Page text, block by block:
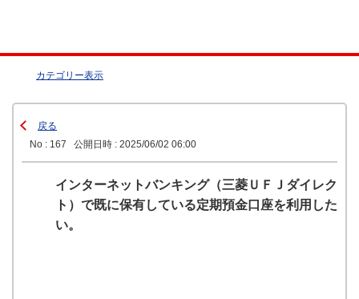
カテゴリー表示
戻る
No : 167
公開日時 : 2025/06/02 06:00
インターネットバンキング（三菱ＵＦＪダイレク
ト）で既に保有している定期預金口座を利用した
い。